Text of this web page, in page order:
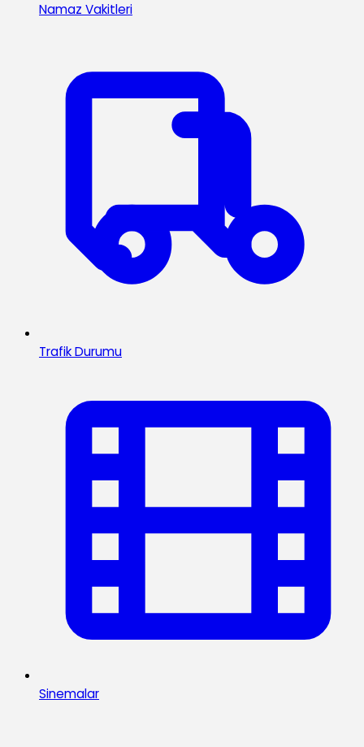
Namaz Vakitleri
Trafik Durumu
Sinemalar